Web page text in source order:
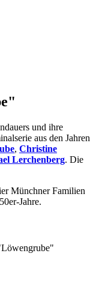
und ihre
aus den Jahren
, Christine
Lerchenberg. Die
Münchner Familien
Jahre.